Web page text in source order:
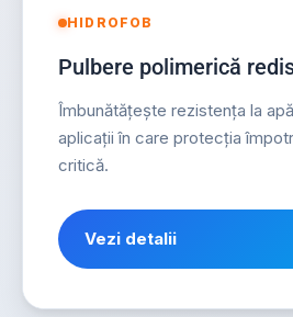
HIDROFOB
Pulbere polimerică
Îmbunătățește rezistența la
aplicații în care protecția
critică.
Vezi detalii